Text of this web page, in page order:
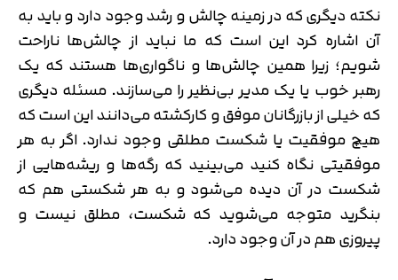
نکته دیگری که در زمینه چالش و رشد وجود دارد و باید به
آن اشاره کرد این است که ما نباید از چالش‌‌ها ناراحت
شویم؛ زیرا همین چالش‌ها و ناگواری‌ها هستند که یک
رهبر خوب یا یک مدیر بی‌نظیر را می‌سازند. مسئله دیگری
که خیلی از بازرگانان موفق و کارکشته می‌دانند این است که
هیچ موفقیت یا شکست مطلقی وجود ندارد. اگر به هر
موفقیتی نگاه کنید می‌بینید که رگه‌ها و ریشه‌هایی از
شکست در آن دیده می‌شود و به هر شکستی هم که
بنگرید متوجه می‌شوید که شکست، مطلق نیست و
پیروزی هم در آن وجود دارد.